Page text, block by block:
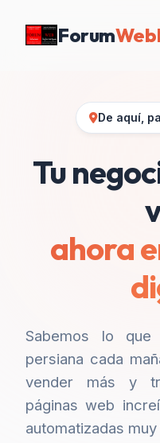
Forum
De aquí,
Tu
ahora
Sabemos lo
persiana cada
vender más y
páginas web
automatizadas